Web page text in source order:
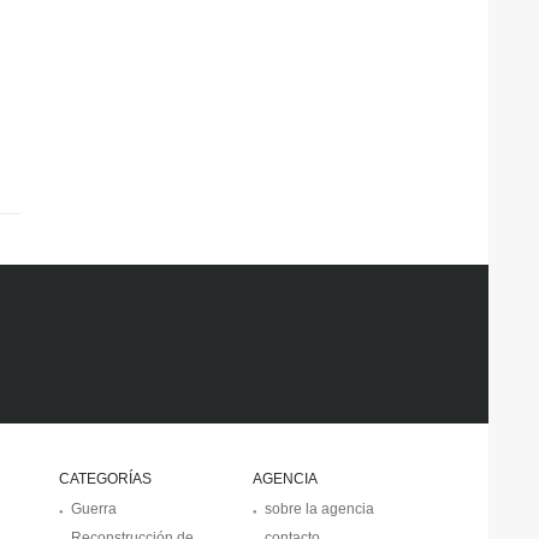
CATEGORÍAS
Guerra
AGENCIA
sobre la agencia